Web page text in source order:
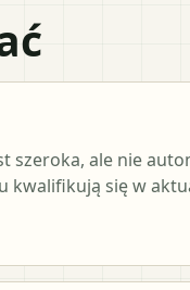
szeroka, ale nie
kwalifikują się w